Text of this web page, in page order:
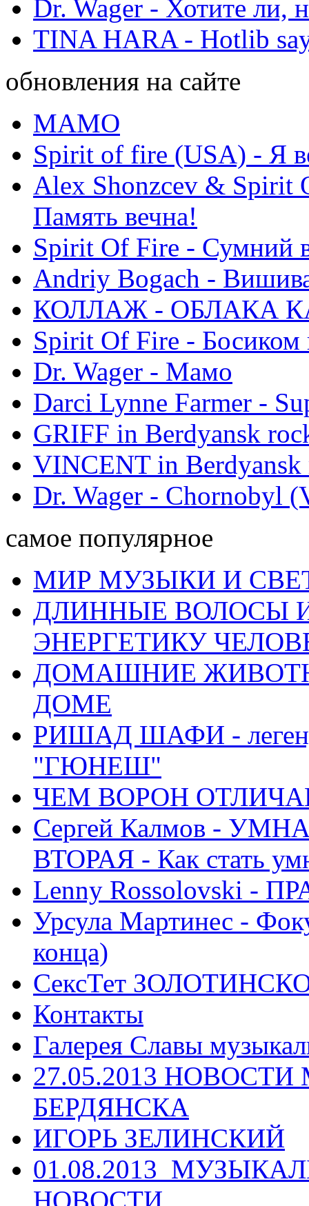
Dr. Wager - Хотите ли,
TINA HARA - Hotlib
обновления на сайте
МАМО
Spirit of fire (USA) - Я
Alex Shonzcev & Spirit
Память вечна!
Spirit Of Fire - Сумний
Andriy Bogach -
КОЛЛАЖ - ОБЛАКА
Spirit Of Fire - Босиком
Dr. Wager - Мамо
Darci Lynne Farmer -
GRIFF in Berdyansk
VINCENT in
Dr. Wager - Chornobyl
самое популярное
МИР МУЗЫКИ И
ДЛИННЫЕ ВОЛОСЫ
ЭНЕРГЕТИКУ
ДОМАШНИЕ
ДОМЕ
РИШАД ШАФИ -
"ГЮНЕШ"
ЧЕМ ВОРОН
Сергей Калмов -
ВТОРАЯ - Как стать
Lenny Rossolovski -
Урсула Мартинес -
конца)
СексТет
Контакты
Галерея Славы
27.05.2013
БЕРДЯНСКА
ИГОРЬ ЗЕЛИНСКИЙ
НОВОСТИ